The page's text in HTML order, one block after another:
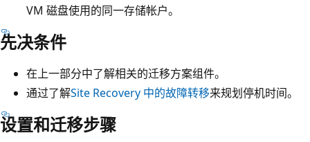
VM 磁盘使用的同一存储帐户。
先决条件
在上一部分中了解相关的迁移方案组件。
通过了解Site Recovery 中的故障转移来规划停机时间。
设置和迁移步骤